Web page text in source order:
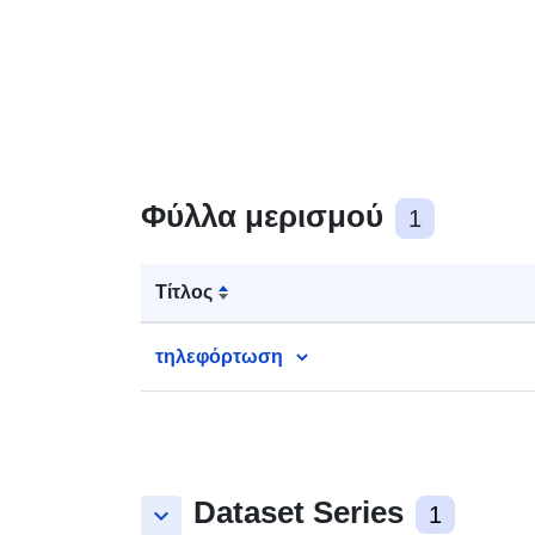
Φύλλα μερισμού 1
Τίτλος
τηλεφόρτωση
keyboard_arrow_down Dataset Series 1